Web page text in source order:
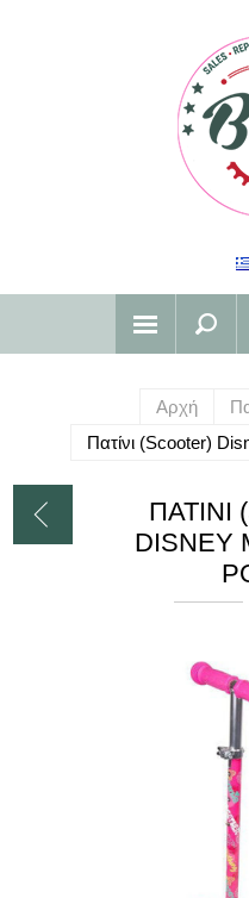
Αρχή
Πατίνι (Scooter)
ΠΑΤΊΝΙ
DISNEY